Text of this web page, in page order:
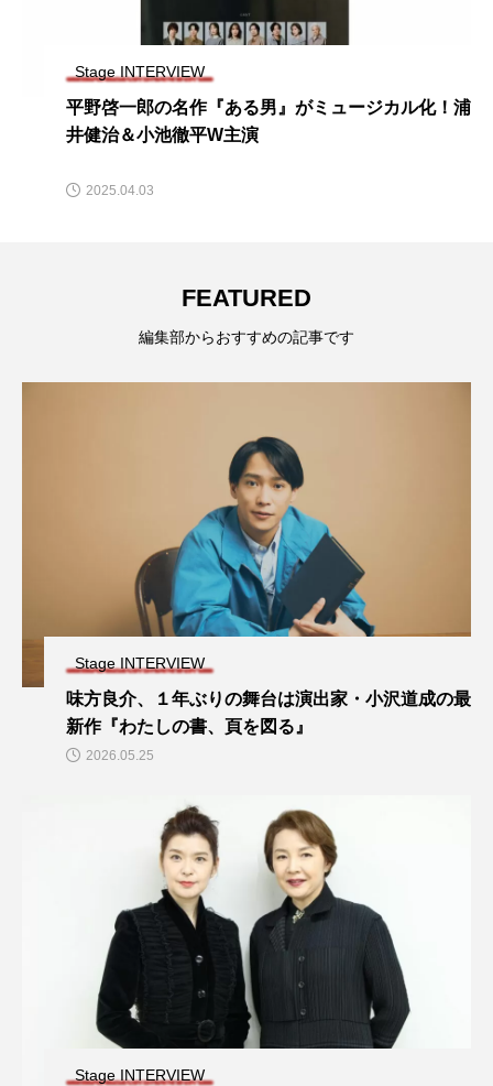
Stage NEWS
稲垣吾郎主演、モボ・モガプロデュース『多重露
光』上演決定
2023.08.08
FEATURED
編集部からおすすめの記事です
Stage INTERVIEW
味方良介、１年ぶりの舞台は演出家・小沢道成の最
新作『わたしの書、頁を図る』
2026.05.25
Stage INTERVIEW